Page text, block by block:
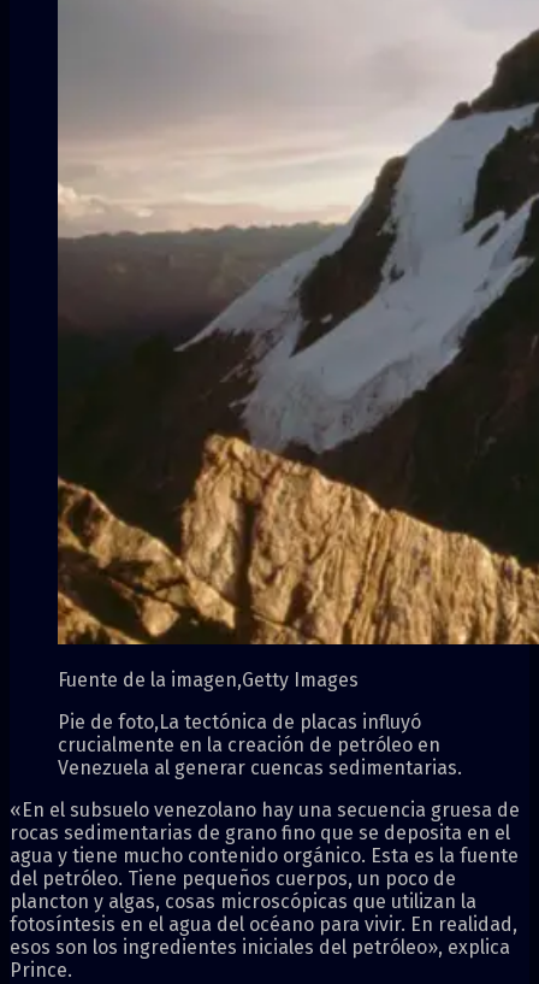
Fuente de la imagen,Getty Images
Pie de foto, La tectónica de placas influyó
crucialmente en la creación de petróleo en
Venezuela al generar cuencas sedimentarias.
«En el subsuelo venezolano hay una secuencia gruesa de
rocas sedimentarias de grano fino que se deposita en el
agua y tiene mucho contenido orgánico. Esta es la fuente
del petróleo. Tiene pequeños cuerpos, un poco de
plancton y algas, cosas microscópicas que utilizan la
fotosíntesis en el agua del océano para vivir. En realidad,
esos son los ingredientes iniciales del petróleo», explica
Prince.